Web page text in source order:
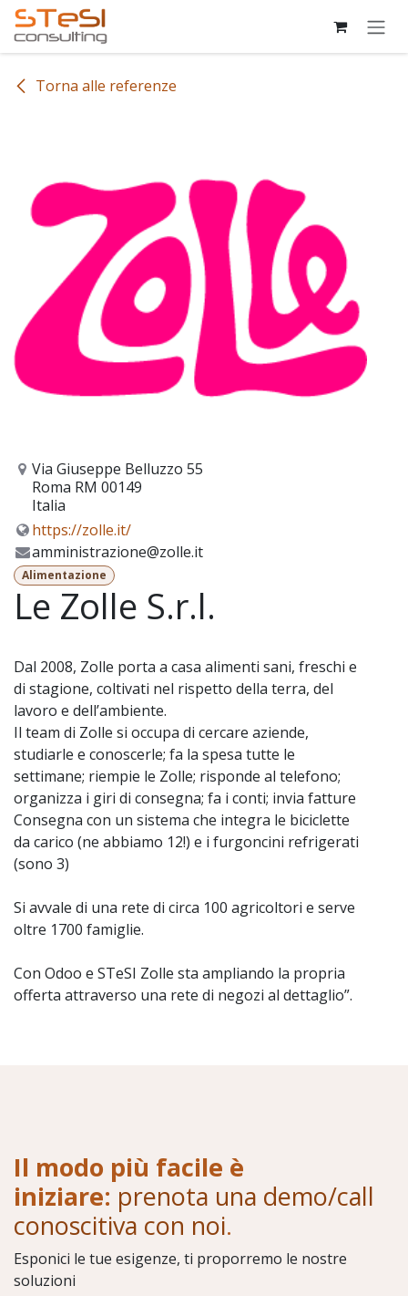
Passa al contenuto
Torna alle referenze
Via Giuseppe Belluzzo 55
Roma RM 00149
Italia
https://zolle.it/
amministrazione@zolle.it
Alimentazione
Le Zolle S.r.l.
Dal 2008, Zolle porta a casa alimenti sani, freschi e
di stagione, coltivati nel rispetto della terra, del
lavoro e dell’ambiente.
Il team di Zolle si occupa di cercare aziende,
studiarle e conoscerle; fa la spesa tutte le
settimane; riempie le Zolle; risponde al telefono;
organizza i giri di consegna; fa i conti; invia fatture
Consegna con un sistema che integra le biciclette
da carico (ne abbiamo 12!) e i furgoncini refrigerati
(sono 3)
Si avvale di una rete di circa 100 agricoltori e serve
oltre 1700 famiglie.
Con Odoo e STeSI Zolle sta ampliando la propria
offerta attraverso una rete di negozi al dettaglio”.
Il modo più facile è
iniziare: prenota una demo/call
conoscitiva con noi.
Esponici le tue esigenze, ti proporremo le nostre
soluzioni